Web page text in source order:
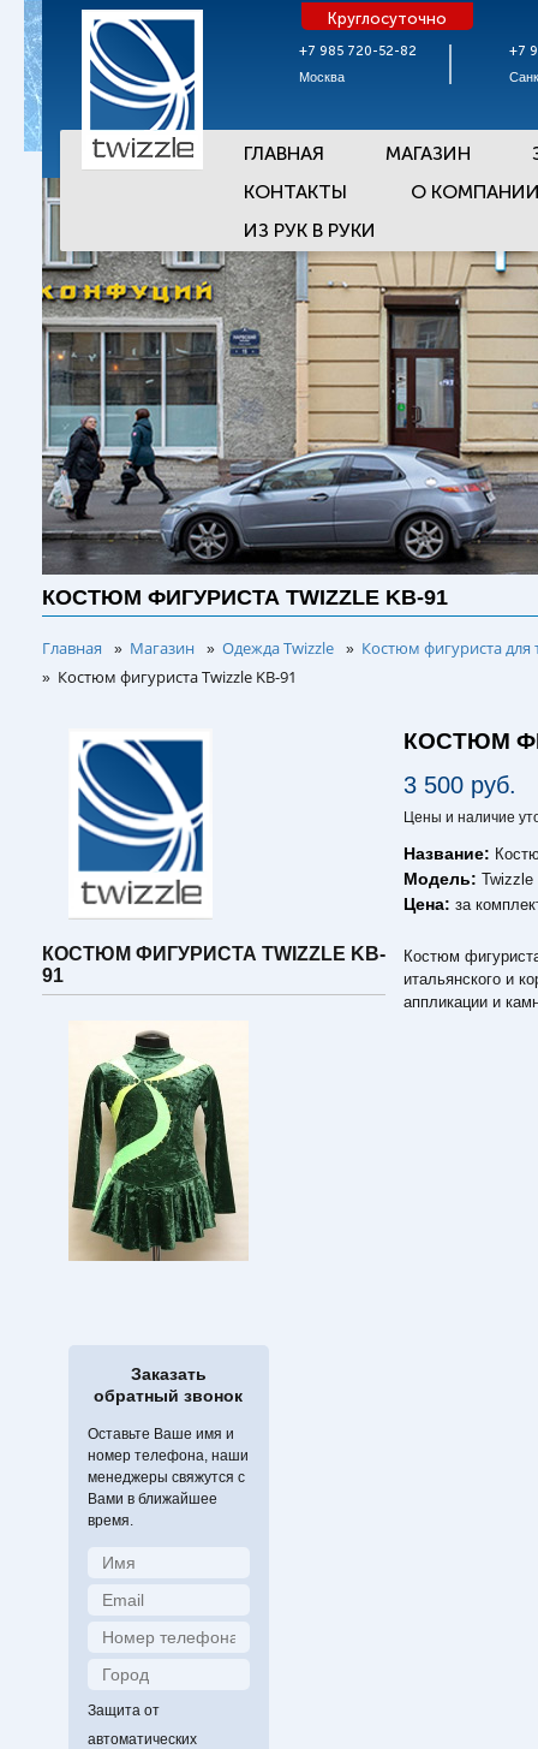
+7 985 720-52-82
Москва
Круглосуточно
+7
ГЛАВНАЯ МАГАЗИН
КОНТАКТЫ
О
ИЗ РУК В РУКИ
КОСТЮМ ФИГУРИСТА TWIZZLE KB-91
Главная » Магазин » Одежда Twizzle » Костюм фигуриста для
» Костюм фигуриста Twizzle KB-91
КОСТЮМ ФИГУРИСТА TWIZZLE KB-
91
Заказать
обратный звонок
Оставьте Ваше имя и
номер телефона, наши
менеджеры свяжутся с
Вами в ближайшее
время.
Защита от
автоматических
КОСТЮМ
3 500 руб.
Цены и наличие
Название:
Модель:Twizzle
Цена:за
Костюм
итальянского и
аппликации и